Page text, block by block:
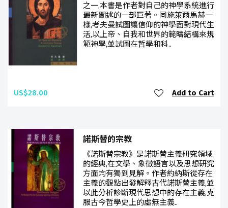
之一,本書是作者對自己的神學系統進行
最新闡述的一部巨著。同施萊爾馬赫一
樣,考夫曼試圖讓信仰的神學面對現代生
活,以上帝、自我和世界的範疇結構來規
範神學,並試圖在哲學和科..
US$28.00 Add to Cart
諾斯替的宗教
《諾斯替宗教》是諾斯替主義研究領域
的經典,在文學、象徵語言以及思想研究
方面均有獨到見解。作者約納斯從存在
主義的觀點出發解釋古代諾斯替主義,並
以此分析診斷現代思想中的存在主義,克
服古今哲學史上的虛無主義..